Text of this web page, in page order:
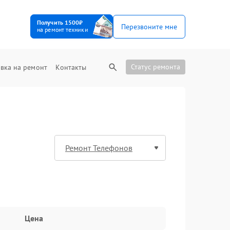
Получить 1500₽
на ремонт техники
Перезвоните мне
на ремонт Контакты Статус ремонта
Цена